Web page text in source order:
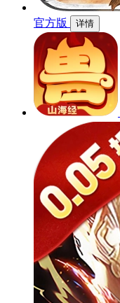
官方版
详情